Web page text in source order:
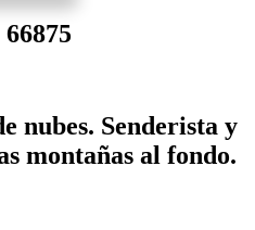
nubes. Senderista y
montañas al fondo.